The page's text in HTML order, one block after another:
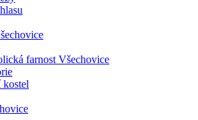
farnost Všechovice
kostel